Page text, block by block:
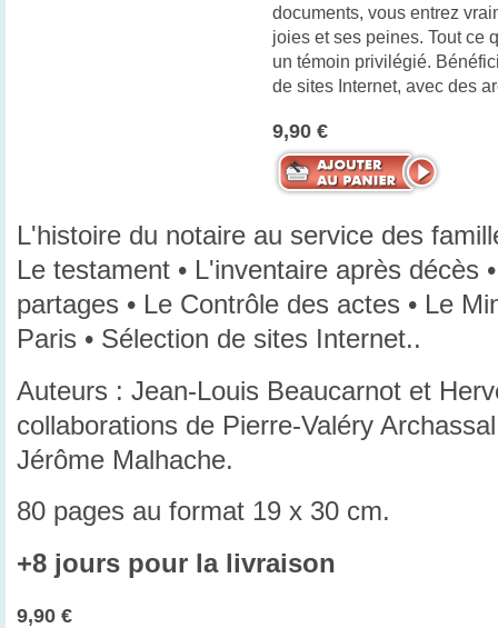
documents, vous entrez
joies et ses peines. Tout ce
un témoin privilégié.
de sites Internet, avec des
9,90 €
L'histoire du notaire au service des
Le testament • L'inventaire après décès
partages • Le Contrôle des actes • Le
Paris • Sélection de sites Internet..
Auteurs : Jean-Louis Beaucarnot et
collaborations de Pierre-Valéry
Jérôme Malhache.
80 pages au format 19 x 30 cm.
+8 jours pour la livraison
9,90 €